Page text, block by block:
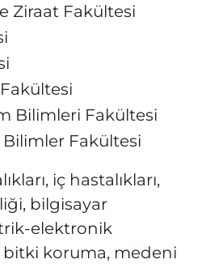
Ziraat Fakültesi
Bilimleri Fakültesi
Fakültesi
iç hastalıkları,
bilgisayar
elektronik
koruma, medeni